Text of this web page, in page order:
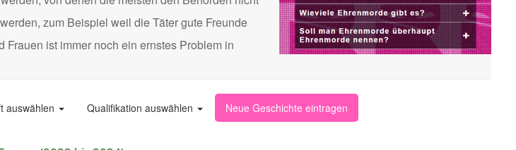
zum Beispiel weil die Täter gute Freunde
ist immer noch ein ernstes Problem in